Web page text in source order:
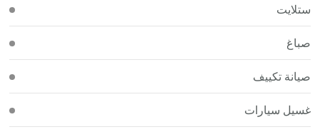
ستلايت
صباغ
صيانة تكييف
غسيل سيارات